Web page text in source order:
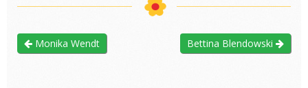
Monika Wendt Bettina Blendowski